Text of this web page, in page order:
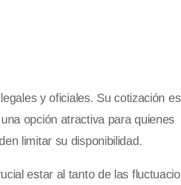
y oficiales. Su cotización es
opción atractiva para quienes
limitar su disponibilidad.
estar al tanto de las